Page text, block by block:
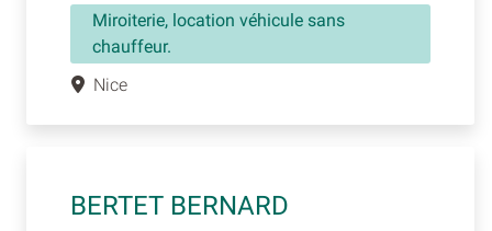
Miroiterie, location véhicule sans
chauffeur.
Nice
BERTET BERNARD